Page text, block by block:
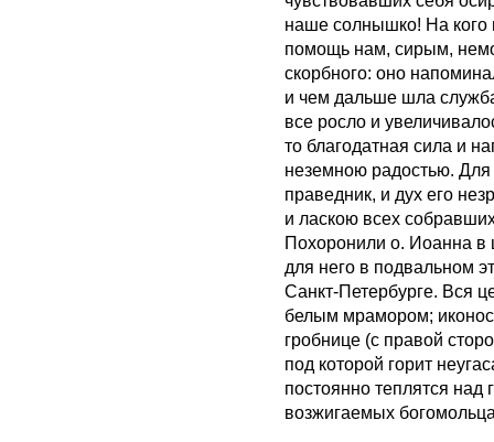
наше солнышко! На кого
помощь нам, сирым,
скорбного: оно
и чем дальше шла
все росло и
то благодатная сила и
неземною радостью. Для
праведник, и дух его
и ласкою всех
Похоронили о. Иоанна в
для него в подвальном
Санкт-Петербурге. Вся
белым мрамором;
гробнице (с правой
под которой горит
постоянно теплятся над
возжигаемых